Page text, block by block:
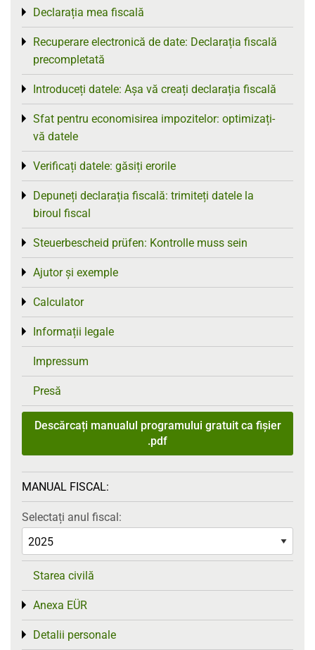
Declarația mea fiscală
Toggle menu
Recuperare electronică de date: Declarația fiscală
precompletată
Toggle menu
Introduceți datele: Așa vă creați declarația fiscală
Toggle menu
Sfat pentru economisirea impozitelor: optimizați-
vă datele
Toggle menu
Verificați datele: găsiți erorile
Toggle menu
Depuneți declarația fiscală: trimiteți datele la
biroul fiscal
Toggle menu
Steuerbescheid prüfen: Kontrolle muss sein
Toggle menu
Ajutor și exemple
Toggle menu
Calculator
Toggle menu
Informații legale
Toggle menu
Impressum
Presă
Descărcați manualul programului gratuit ca fișier
.pdf
MANUAL FISCAL:
Selectați anul fiscal:
Starea civilă
Anexa EÜR
Toggle menu
Detalii personale
Toggle menu